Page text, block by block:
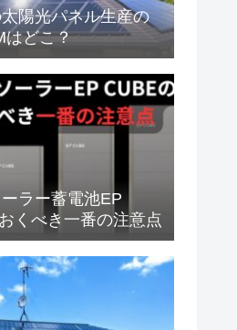
陽光パネル生産の
はどこ？
ラー蓄電池EP
くべき一番の注意点